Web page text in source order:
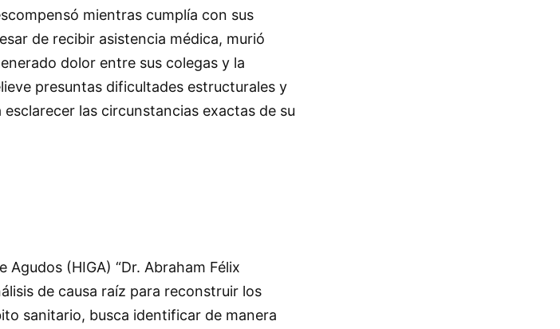
mientras cumplía con sus
de recibir asistencia médica, murió
dolor entre sus colegas y la
presuntas dificultades estructurales y
las circunstancias exactas de su
(HIGA) “Dr. Abraham Félix
de causa raíz para reconstruir los
sanitario, busca identificar de manera